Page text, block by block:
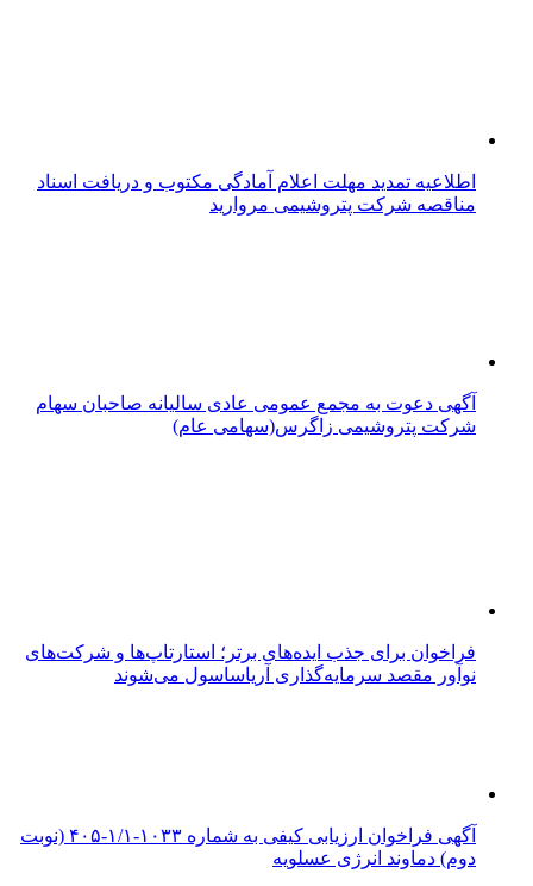
اطلاعیه تمدید مهلت اعلام آمادگی مکتوب و دریافت اسناد
مناقصه شرکت پتروشیمی مروارید
آگهی دعوت به مجمع عمومی عادی سالیانه صاحبان سهام
شرکت پتروشیمی زاگرس(سهامی عام)
فراخوان برای جذب ایده‌های برتر؛ استارتاپ‌ها و شرکت‌های
نوآور مقصد سرما‌یه‌گذاری آریاساسول می‌شوند
آگهی فراخوان ارزیابی کیفی به شماره ۱۰۳۳-۱/۱-۴۰۵ (نوبت
دوم) دماوند انرژی عسلویه